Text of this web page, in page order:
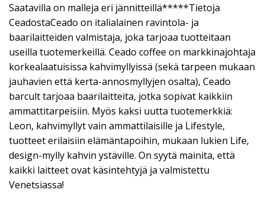
Saatavilla on malleja eri jännitteillä*****Tietoja
CeadostaCeado on italialainen ravintola- ja
baarilaitteiden valmistaja, joka tarjoaa tuotteitaan
useilla tuotemerkeillä. Ceado coffee on markkinajohtaja
korkealaatuisissa kahvimyllyissä (sekä tarpeen mukaan
jauhavien että kerta-annosmyllyjen osalta), Ceado
barcult tarjoaa baarilaitteita, jotka sopivat kaikkiin
ammattitarpeisiin. Myös kaksi uutta tuotemerkkiä:
Leon, kahvimyllyt vain ammattilaisille ja Lifestyle,
tuotteet erilaisiin elämäntapoihin, mukaan lukien Life,
design-mylly kahvin ystäville. On syytä mainita, että
kaikki laitteet ovat käsintehtyjä ja valmistettu
Venetsiassa!